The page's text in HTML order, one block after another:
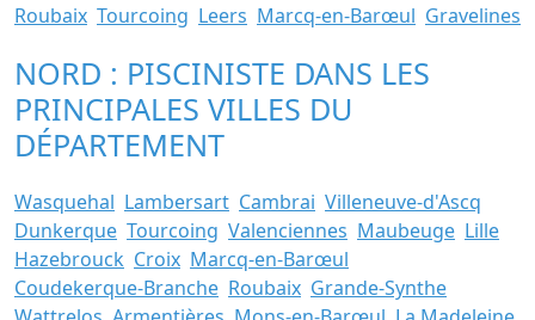
Roubaix Tourcoing Leers Marcq-en-Barœul Gravelines
NORD : PISCINISTE DANS LES
PRINCIPALES VILLES DU
DÉPARTEMENT
Wasquehal Lambersart Cambrai Villeneuve-d'Ascq
Dunkerque Tourcoing Valenciennes Maubeuge Lille
Hazebrouck Croix Marcq-en-Barœul
Coudekerque-Branche Roubaix Grande-Synthe